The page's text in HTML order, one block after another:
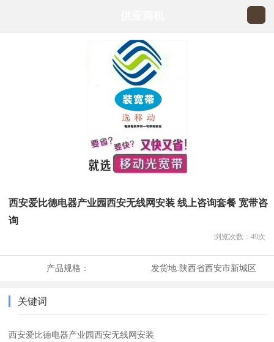
西安爱比德电器产业园西安无线网安装 线上咨询套餐 宽带咨
询
浏览次数： 49次
产品规格： 发货地:陕西省西安市新城区
关键词
西安爱比德电器产业园西安无线网安装